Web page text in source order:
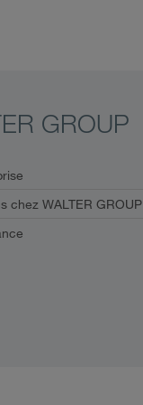
GROUP
chez WALTER GROUP